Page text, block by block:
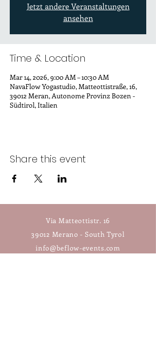
Jetzt andere Veranstaltungen
ansehen
Time & Location
Mar 14, 2026, 9:00 AM – 10:30 AM
NavaFlow Yogastudio, Matteottistraße, 16,
39012 Meran, Autonome Provinz Bozen -
Südtirol, Italien
Share this event
Via Matteottistr. 16
39012 Merano - South Tyrol
info@beflow-events.com